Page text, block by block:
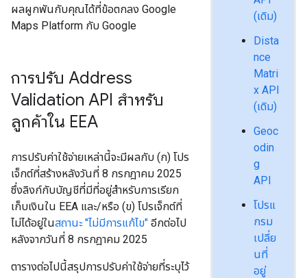
(เดิม)
Dista
nce
Matri
x API
(เดิม)
Geoc
odin
g
API
โปรแ
กรม
เปลี่ย
นที่
อยู่
ผลผูกพันกับคุณได้ที่ข้อตกลง Google
Maps Platform กับ Google
การปรับ Address
Validation API สำหรับ
ลูกค้าใน EEA
การปรับค่าใช้จ่ายเหล่านี้จะมีผลกับ (ก) โปร
เจ็กต์ที่สร้างหลังวันที่ 8 กรกฎาคม 2025
ซึ่งลิงก์กับบัญชีที่มีที่อยู่สำหรับการเรียก
เก็บเงินใน EEA และ/หรือ (ข) โปรเจ็กต์ที่
ไม่ได้อยู่ในสถานะ "ไม่มีการแก้ไข" อีกต่อไป
หลังจากวันที่ 8 กรกฎาคม 2025
ตารางต่อไปนี้สรุปการปรับค่าใช้จ่ายที่ระบุไว้